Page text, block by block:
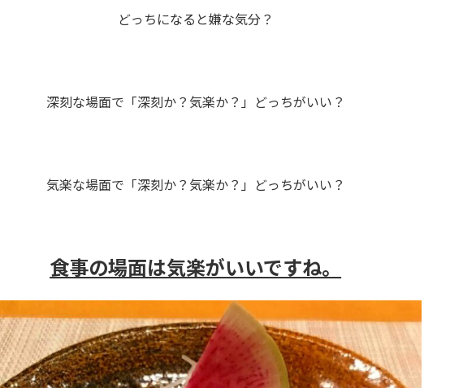
どっちになると嫌な気分？
深刻な場面で「深刻か？気楽か？」どっちがいい？
気楽な場面で「深刻か？気楽か？」どっちがいい？
食事の場面は気楽がいいですね。